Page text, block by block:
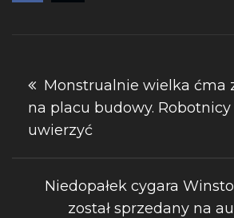
Nawigacja
wpisu
Monstrualnie wielka ćma
na placu budowy.
uwierzyć
Niedopałek cygara
został sprzedany na